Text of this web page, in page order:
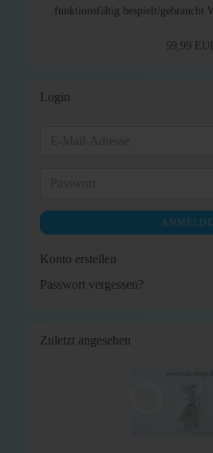
funktionsfähig bespielt/gebraucht
59,99
Login
Konto erstellen
Passwort vergessen?
Zuletzt angesehen